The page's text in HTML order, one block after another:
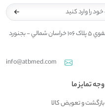
خراسان شمالي-بجنورد-خيابان نواب صفوي 5 پلاک 106 خراسان شمالي - بجنورد
info@atbmed.com
وجه تمایز ما
بازگشت و تعويض کالا